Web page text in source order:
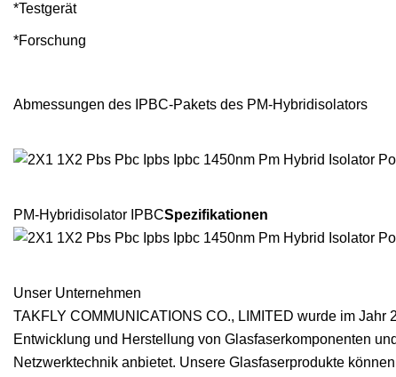
*Testgerät
*Forschung
Abmessungen des IPBC-Pakets des PM-Hybridisolators
PM-Hybridisolator IPBCSpezifikationen
Unser Unternehmen
TAKFLY COMMUNICATIONS CO., LIMITED wurde im
Entwicklung und Herstellung von Glasfaserkomponenten
Netzwerktechnik anbietet. Unsere Glasfaserprodukte